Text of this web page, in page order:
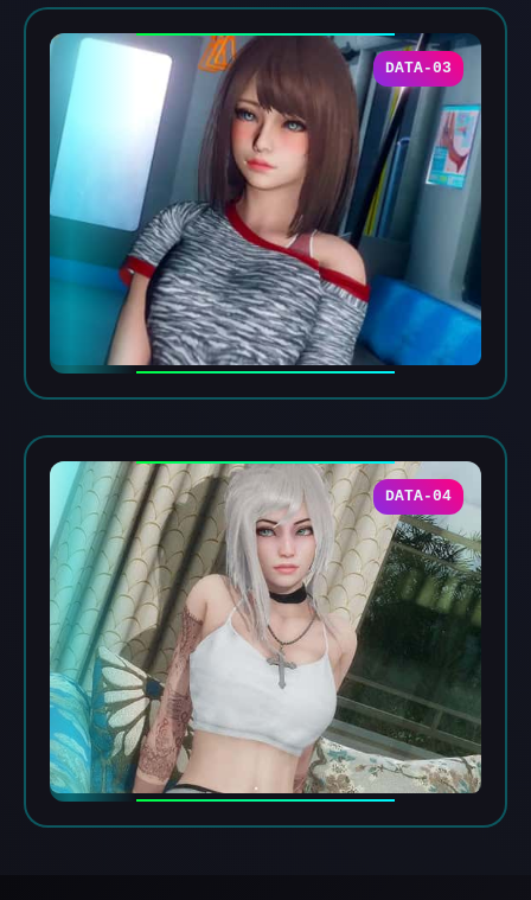
DATA-03
DATA-04